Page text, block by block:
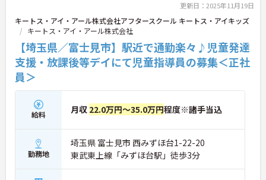
更新日：2025年11月19日
キートス・アイ・アール株式会社アフタースクール キートス・アイキッズ
キートス・アイ・アール株式会社
【埼玉県／富士見市】駅近で通勤楽々♪児童発達
支援・放課後等デイにて児童指導員の募集＜正社
員＞
給料 月収 22.0万円～35.0万円程度※諸手当込
勤務地
埼玉県 富士見市 西みずほ台1-22-20
東武東上線「みずほ台駅」徒歩3分